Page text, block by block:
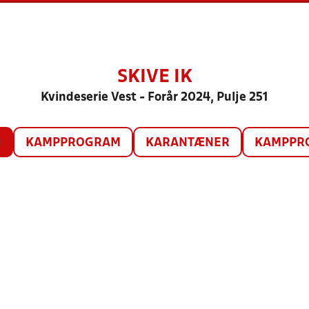
SKIVE IK
Kvindeserie Vest - Forår 2024, Pulje 251
KAMPPROGRAM KARANTÆNER